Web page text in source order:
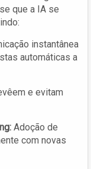
que a IA se
instantânea
automáticas a
e evitam
Adoção de
com novas